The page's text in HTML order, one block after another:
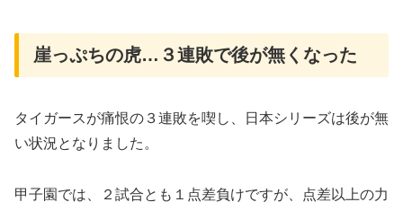
崖っぷちの虎…３連敗で後が無くなった
タイガースが痛恨の３連敗を喫し、日本シリーズは後が無
い状況となりました。
甲子園では、２試合とも１点差負けですが、点差以上の力